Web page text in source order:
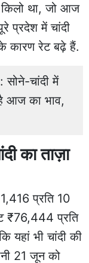
था, जो आज
प्रदेश में चांदी
के कारण रेट बढ़े हैं.
चांदी में
है आज का भाव,
का ताज़ा
प्रति 10
₹76,444 प्रति
यहां भी चांदी की
21 जून को